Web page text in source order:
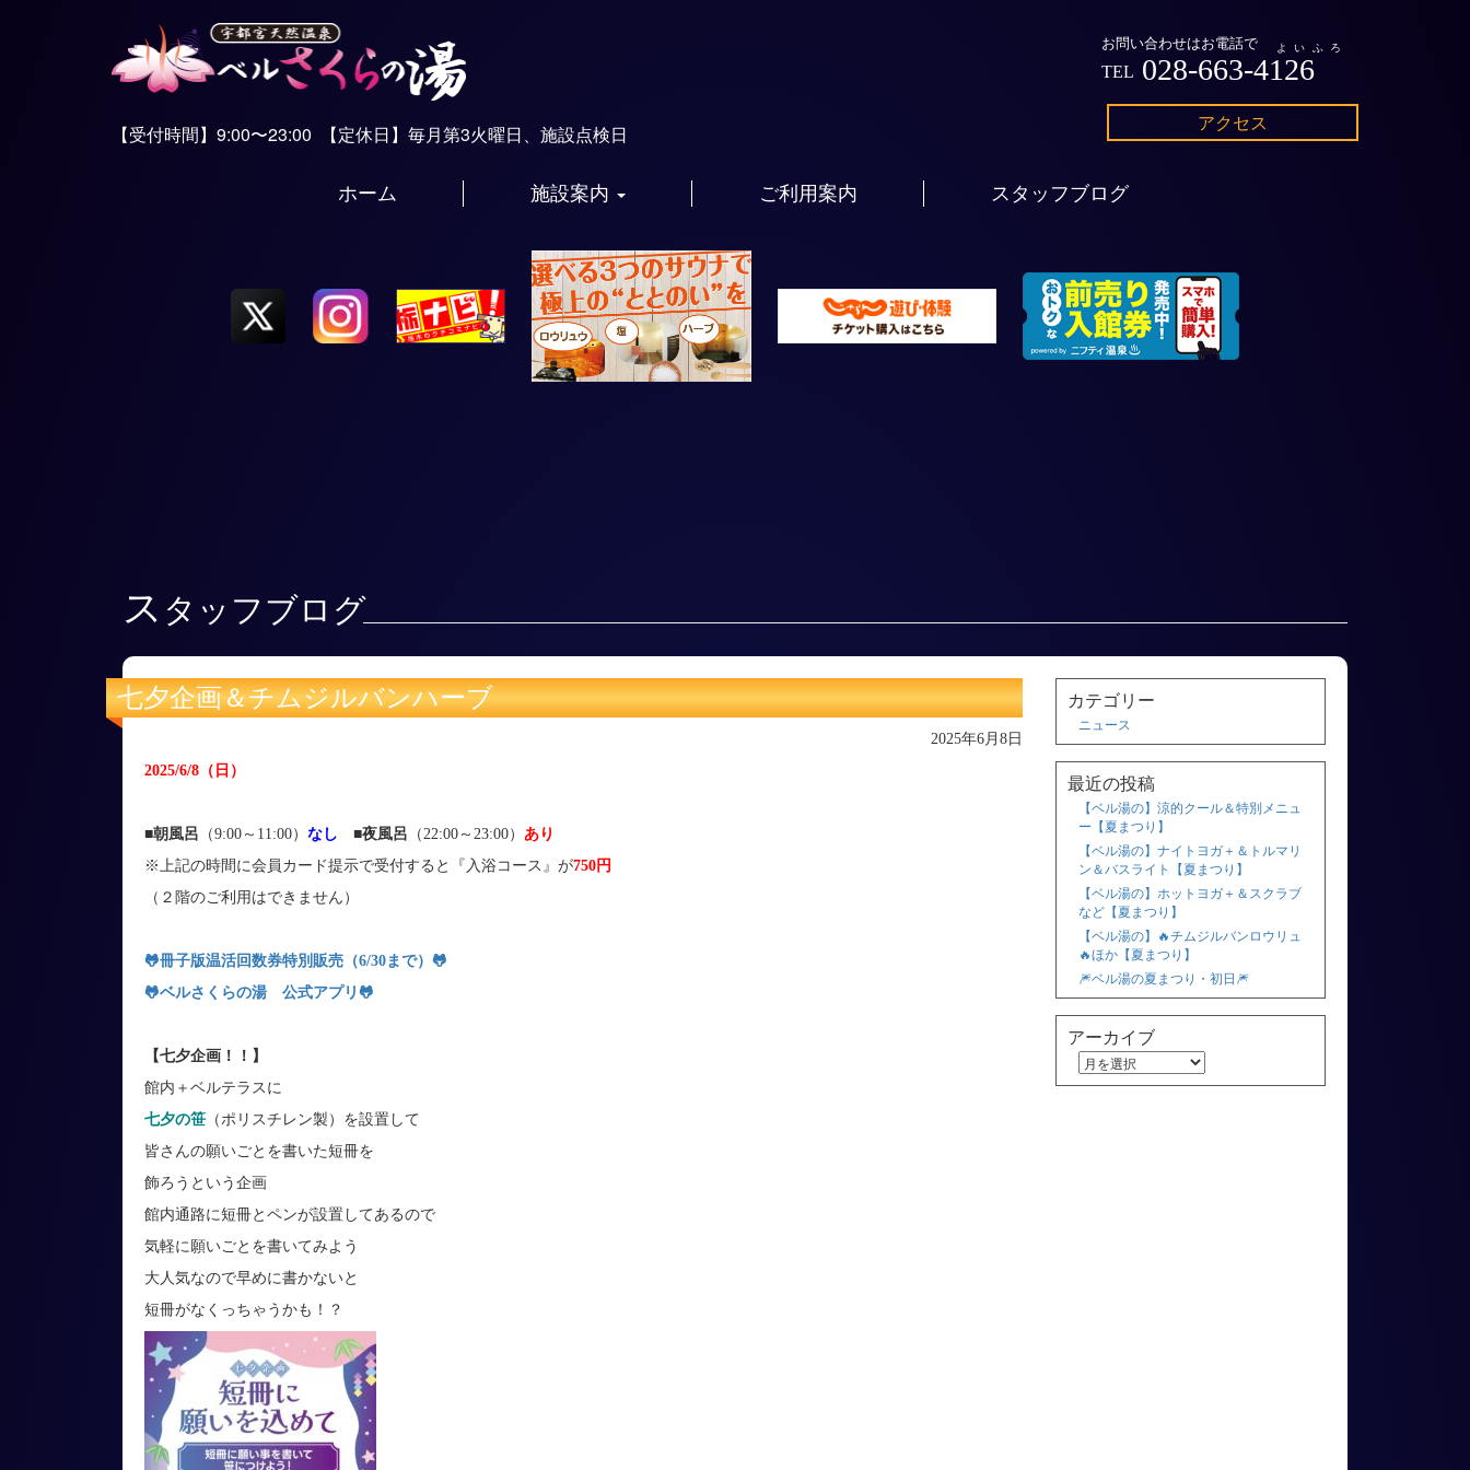
【受付時間】9:00〜23:00 【定休日】毎月第3火曜日、施設点検日 アクセス
お問い合わせはお電話で よいふろ
TEL 028-663-4126
ホーム 施設案内 ご利用案内 スタッフブログ
ス タッフブログ
七夕企画＆チムジルバンハーブ
2025年6月8日
2025/6/8 （日 ）
■朝風呂 （9:00～11:00） なし ■夜風呂 （22:00～23:00） あり
※上記の時間に会員カード提示で受付すると『入浴コース』が750円
（２階のご利用はできません）
🐸冊子版温活回数券特別販売（6/30まで） 🐸
🐸ベルさくらの湯 公式アプリ 🐸
【七夕企画！！】
館内＋ベルテラスに
七夕の笹 （ポリスチレン製）を設置して
皆さんの願いごとを書いた短冊を
飾ろうという企画
館内通路に短冊とペンが設置してあるので
気軽に願いごとを書いてみよう
大人気なので早めに書かないと
短冊がなくっちゃうかも！？
カテゴリー
ニュース
最近の投稿
【ベル湯の】涼的クール＆特別メニュ
ー【夏まつり】
【ベル湯の】ナイトヨガ＋＆トルマリ
ン＆バスライト【夏まつり】
【ベル湯の】ホットヨガ＋＆スクラブ
など【夏まつり】
【ベル湯の】🔥チムジルバンロウリュ
🔥ほか【夏まつり】
🎆ベル湯の夏まつり・初日🎆
アーカイブ